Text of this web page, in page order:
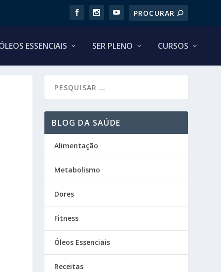
ESSENCIAIS SER PLENO CURSOS
BLOG DA SAÚDE
Alimentação
Metabolismo
Dores
Fitness
Óleos Essenciais
Receitas